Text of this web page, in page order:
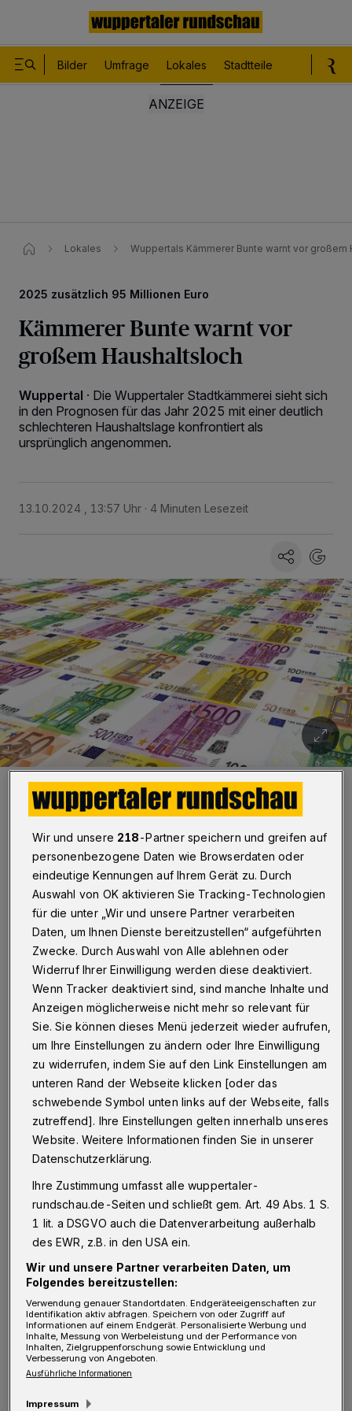
Bilder Umfrage Lokales Stadtteile
Lokales Wuppertals Kämmerer Bunte warnt vor großem
2025 zusätzlich 95 Millionen Euro
Kämmerer Bunte warnt vor
großem Haushaltsloch
Wuppertal · Die Wuppertaler Stadtkämmerei sieht sich
in den Prognosen für das Jahr 2025 mit einer deutlich
schlechteren Haushaltslage konfrontiert als
ursprünglich angenommen.
13.10.2024 , 13:57 Uhr 4 Minuten Lesezeit
Symbolbild.
Foto: Gerd Altmann
„Der Anfang des Jahres beschlossene
Doppelhaushalt 2024/2025 war von
vornherein ambitioniert und risikobehaftet.
Nun zeichnen sich für das zweite Jahr
erhebliche Verschlechterungen ab: Für 2025
wird ein weiteres Minus von rund 95
Millionen Euro prognostiziert. Auch in
Anbetracht des Gesamtvolumens von etwa 1,8
Milliarden Euro ist das alarmierend“, heißt
Die finanziellen Rahmenbedingungen hätten
sich in den vergangeen Monaten weiter
„signifikant“ verschlechtert. Der Wegfall der
(umstrittenen) Möglichkeit, finanzielle
Belastungen infolge von Corona und des
Krieges gegen die Ukraine in einen
Nebenhaushalt auszubuchen, hatte die
Situation gegenüber 2023 bereits verschärft.
Die Gründe für die jetzt weiter verschlechterte
Wir und unsere 218-Partner speichern und greifen auf
personenbezogene Daten wie Browserdaten oder
eindeutige Kennungen auf Ihrem Gerät zu. Durch
Auswahl von OK aktivieren Sie Tracking-Technologien
für die unter „Wir und unsere Partner verarbeiten
Daten, um Ihnen Dienste bereitzustellen“ aufgeführten
Zwecke. Durch Auswahl von Alle ablehnen oder
Widerruf Ihrer Einwilligung werden diese deaktiviert.
Wenn Tracker deaktiviert sind, sind manche Inhalte und
Anzeigen möglicherweise nicht mehr so relevant für
Sie. Sie können dieses Menü jederzeit wieder aufrufen,
um Ihre Einstellungen zu ändern oder Ihre Einwilligung
zu widerrufen, indem Sie auf den Link Einstellungen am
unteren Rand der Webseite klicken [oder das
schwebende Symbol unten links auf der Webseite, falls
zutreffend]. Ihre Einstellungen gelten innerhalb unseres
Website. Weitere Informationen finden Sie in unserer
Datenschutzerklärung.
Ihre Zustimmung umfasst alle wuppertaler-
rundschau.de-Seiten und schließt gem. Art. 49 Abs. 1 S.
1 lit. a DSGVO auch die Datenverarbeitung außerhalb
des EWR, z.B. in den USA ein.
Wir und unsere Partner verarbeiten Daten, um
Folgendes bereitzustellen:
Verwendung genauer Standortdaten. Endgeräteeigenschaften zur
Identifikation aktiv abfragen. Speichern von oder Zugriff auf
Informationen auf einem Endgerät. Personalisierte Werbung und
Inhalte, Messung von Werbeleistung und der Performance von
Inhalten, Zielgruppenforschung sowie Entwicklung und
Verbesserung von Angeboten.
Ausführliche Informationen
Impressum